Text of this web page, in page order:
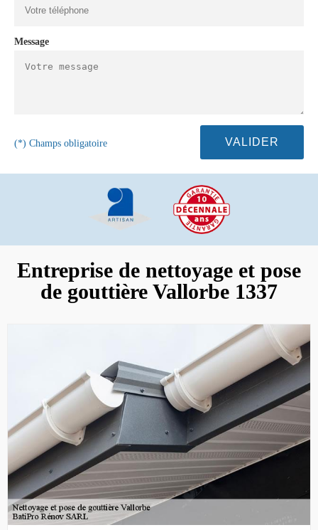
Message
(*) Champs obligatoire
Entreprise de nettoyage et pose
de gouttière Vallorbe 1337